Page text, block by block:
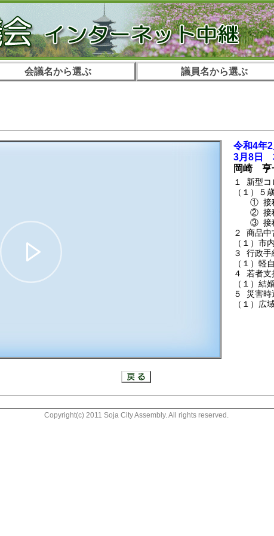
会議名から選ぶ 議員名から選ぶ
令和4年
3月8日
岡崎
１ 新型コ
（１）５
① 接種
② 接種体
③ 接種は
２ 商品中
（１）市
３ 行政手
（１）軽
４ 若者支
（１）結
５ 災害時
（１）広
Copyright(c) 2011 Soja City Assembly. All rights reserved.